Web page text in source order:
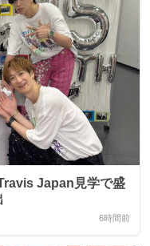
Japan見学で盛
6時間前